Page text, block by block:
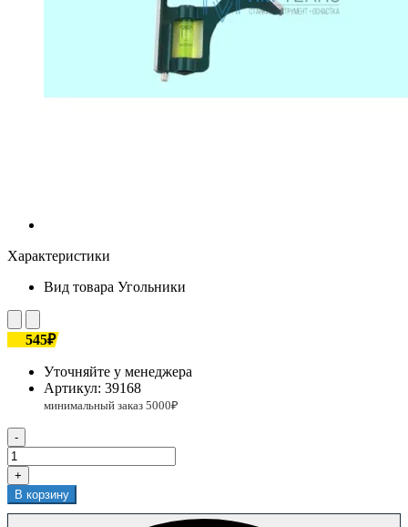
Характеристики
Вид товара Угольники
545₽
Уточняйте у менеджера
Артикул: 39168
-
+
В корзину